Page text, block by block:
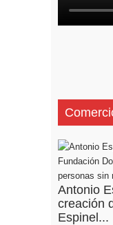
Antonio
creación
Espinel...